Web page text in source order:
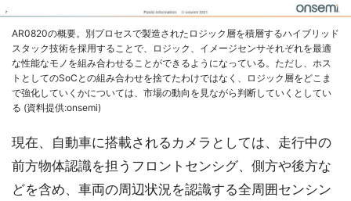
AR0820の概要。別プロセスで製造されたロジック層を積層するハイブリッド
スタック技術を採用することで、ロジック、イメージセンサそれぞれを最適
な性能なモノを組み合わせることができるようになっている。ただし、ホス
トとしてのSoCとの組み合わせを捨てたわけではなく、ロジック層をどこま
で強化していくかについては、市場の動向を見ながら判断していくとしてい
る (資料提供:onsemi)
現在、自動車に搭載されるカメラとしては、走行中の
前方物体認識を担うフロントセンシグ、側方や後方な
どを含め、車両の周辺状況を認識する全周囲センシン